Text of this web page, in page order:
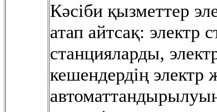
Кəсіби қызметтер
атап айтсақ: электр
станцияларды,
кешендердің электр